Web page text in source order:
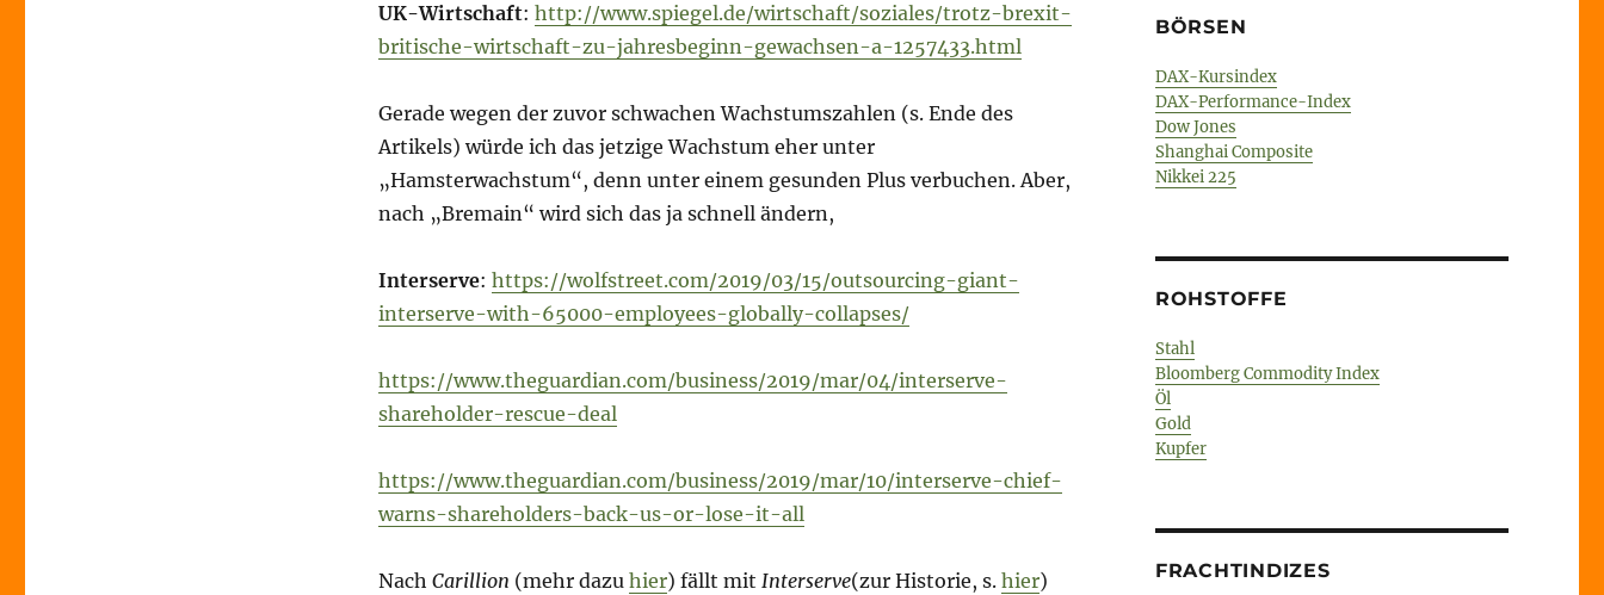
UK-Wirtschaft: http://www.spiegel.de/wirtschaft/soziales/trotz-brexit-
britische-wirtschaft-zu-jahresbeginn-gewachsen-a-1257433.html
Gerade wegen der zuvor schwachen Wachstumszahlen (s. Ende des
Artikels) würde ich das jetzige Wachstum eher unter
„Hamsterwachstum“, denn unter einem gesunden Plus verbuchen. Aber,
nach „Bremain“ wird sich das ja schnell ändern,
Interserve: https://wolfstreet.com/2019/03/15/outsourcing-giant-
interserve-with-65000-employees-globally-collapses/
https://www.theguardian.com/business/2019/mar/04/interserve-
shareholder-rescue-deal
https://www.theguardian.com/business/2019/mar/10/interserve-chief-
warns-shareholders-back-us-or-lose-it-all
Nach Carillion (mehr dazu hier) fällt mit Interserve(zur Historie, s. hier)
BÖRSEN
DAX-Kursindex
DAX-Performance-Index
Dow Jones
Shanghai Composite
Nikkei 225
ROHSTOFFE
Stahl
Bloomberg Commodity Index
Öl
Gold
Kupfer
FRACHTINDIZES